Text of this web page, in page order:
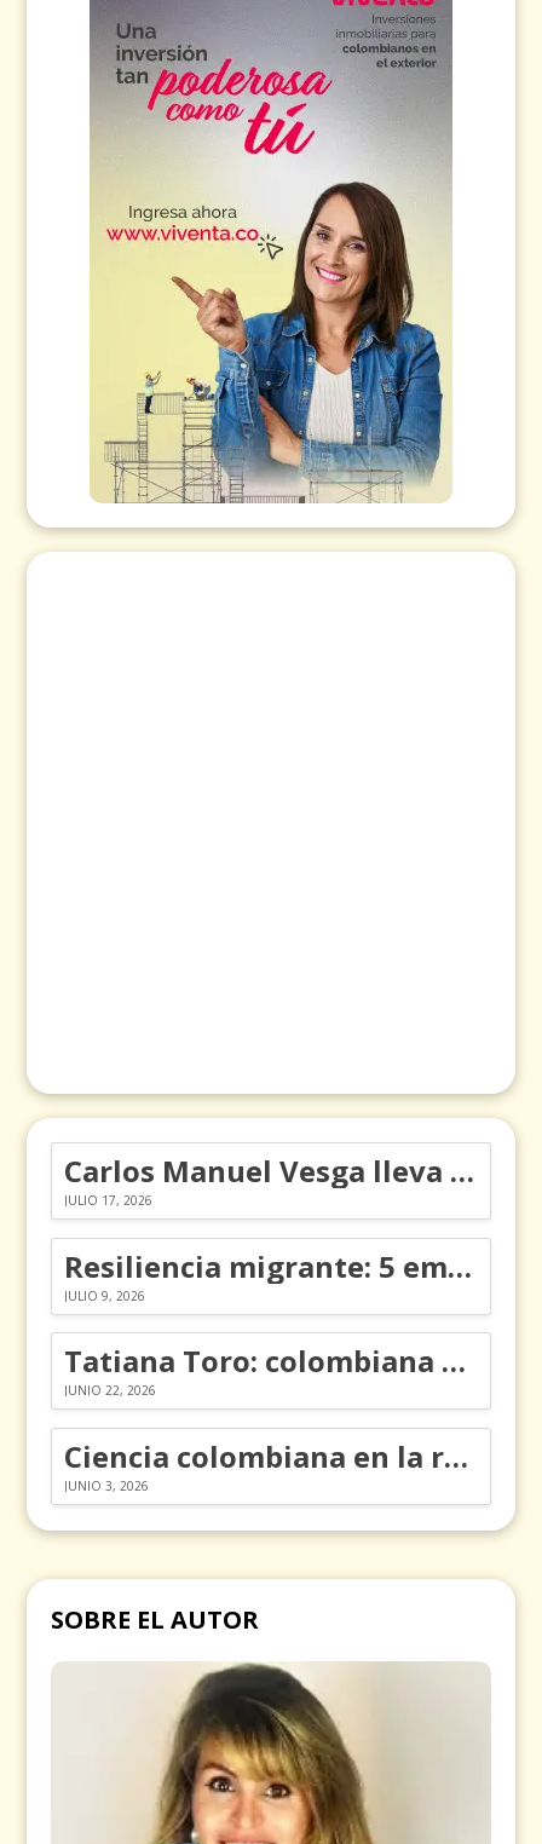
Carlos Manuel Vesga lleva el nombre de Colombia a los Emmy
JULIO 17, 2026
Resiliencia migrante: 5 emociones y cómo gestionarlas
JULIO 9, 2026
Tatiana Toro: colombiana que cambió la historia de las matemáticas
JUNIO 22, 2026
Ciencia colombiana en la revolución de los órganos en chips
JUNIO 3, 2026
SOBRE EL AUTOR